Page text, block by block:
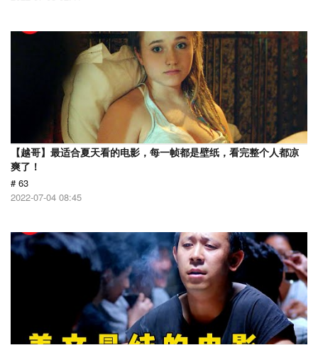
【越哥】最适合夏天看的电影，每一帧都是壁纸，看完整个人都凉
爽了！
# 63
2022-07-04 08:45